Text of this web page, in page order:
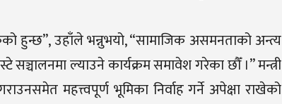
हुन्छ”, उहाँले भन्नुभयो, “सामाजिक असमनताको अन्त्य
ल्याउने कार्यक्रम समावेश गरेका छौँ ।” मन्त्री
महत्त्वपूर्ण भूमिका निर्वाह गर्ने अपेक्षा राखेको